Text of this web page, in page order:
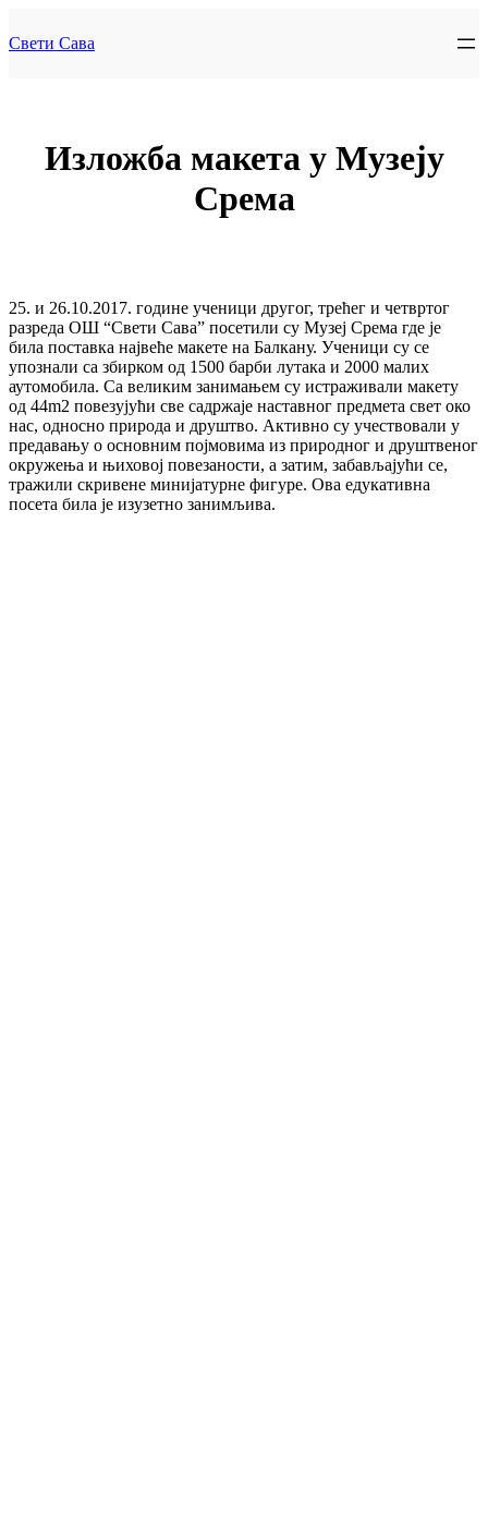
to
content
Свети Сава
Изложба макета у Музеју
Срема
25. и 26.10.2017. године ученици другог, трећег и четвртог
разреда ОШ “Свети Сава” посетили су Музеј Срема где је
била поставка највеће макете на Балкану. Ученици су се
упознали са збирком од 1500 барби лутака и 2000 малих
аутомобила. Са великим занимањем су истраживали макету
од 44m2 повезујући све садржаје наставног предмета свет око
нас, односно природа и друштво. Активно су учествовали у
предавању о основним појмовима из природног и друштвеног
окружења и њиховој повезаности, а затим, забављајући се,
тражили скривене минијатурне фигуре. Ова едукативна
посета била је изузетно занимљива.